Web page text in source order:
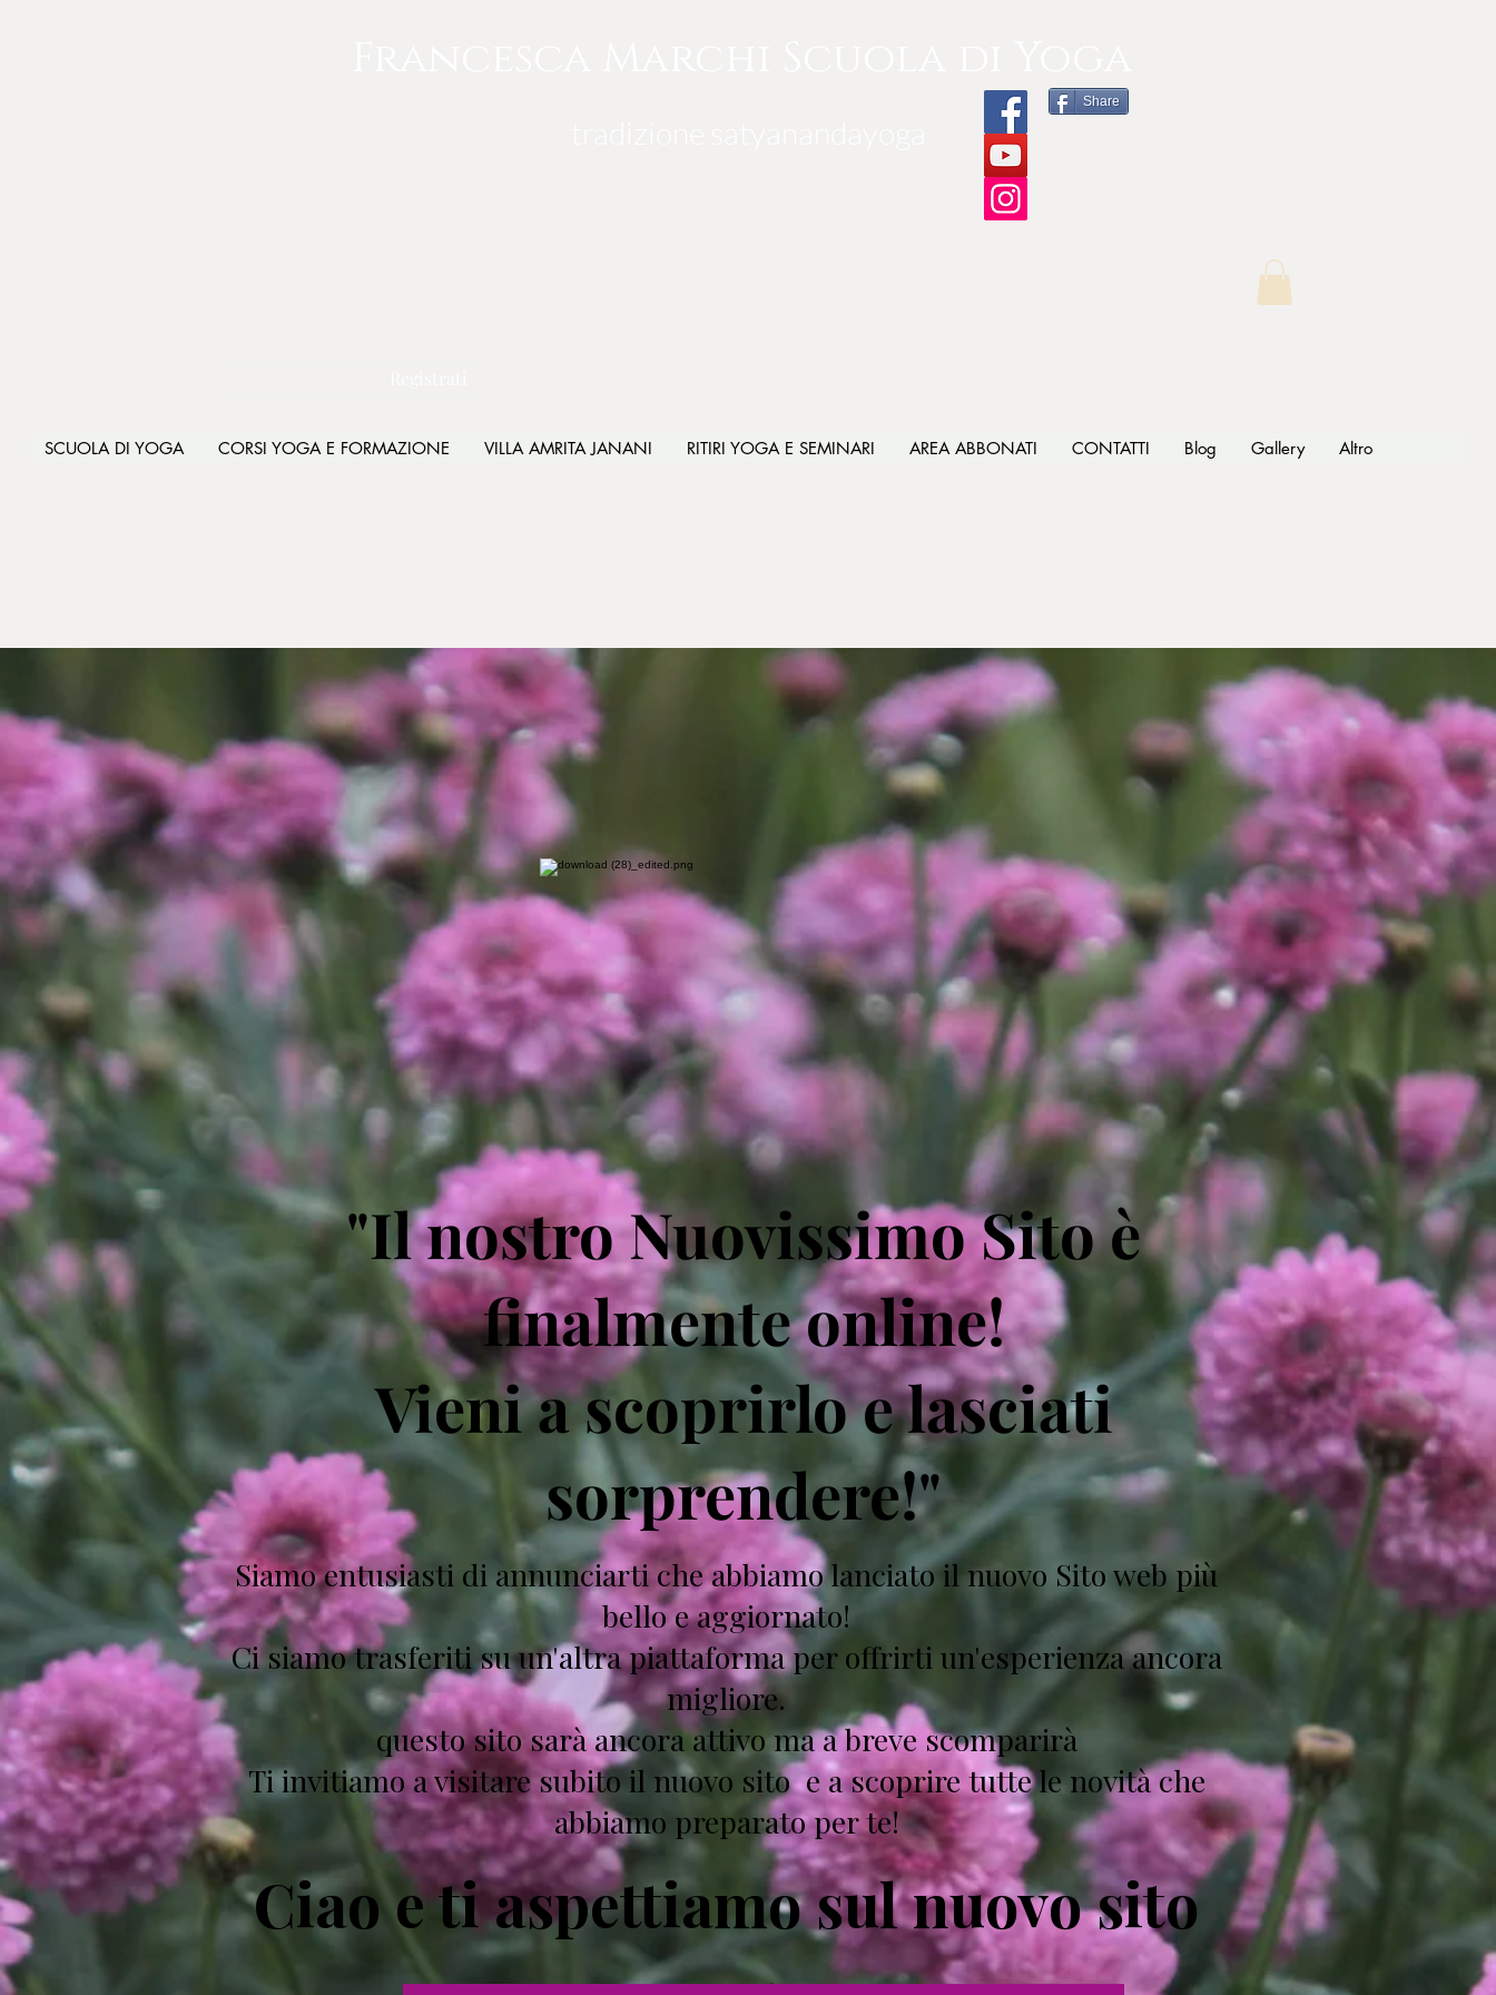
Share
SCUOLA DI YOGA CORSI YOGA E FORMAZIONE VILLA AMRITA JANANI RITIRI YOGA E SEMINARI AREA ABBONATI CONTATTI Blog Gallery Altro
"Il nostro Nuovissimo Sito è
finalmente online!
Vieni a scoprirlo e lasciati
sorprendere!"
Siamo entusiasti di annunciarti che abbiamo lanciato il nuovo Sito web più
bello e aggiornato!
Ci siamo trasferiti su un'altra piattaforma per offrirti un'esperienza ancora
migliore.
questo sito sarà ancora attivo ma a breve scomparirà
Ti invitiamo a visitare subito il nuovo sito e a scoprire tutte le novità che
abbiamo preparato per te!
​Ciao e ti aspettiamo sul nuovo sito